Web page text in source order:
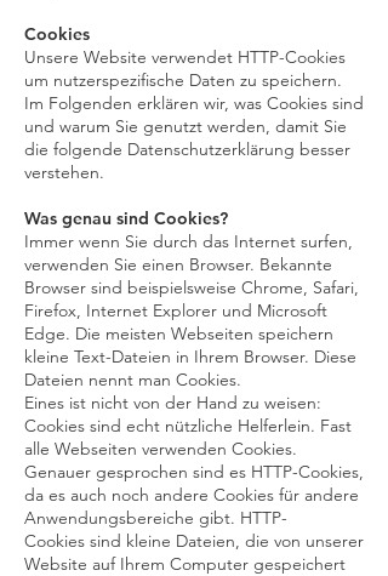
Cookies
Unsere Website verwendet HTTP-Cookies
um nutzerspezifische Daten zu speichern.
Im Folgenden erklären wir, was Cookies sind
und warum Sie genutzt werden, damit Sie
die folgende Datenschutzerklärung besser
verstehen.
Was genau sind Cookies?
Immer wenn Sie durch das Internet surfen,
verwenden Sie einen Browser. Bekannte
Browser sind beispielsweise Chrome, Safari,
Firefox, Internet Explorer und Microsoft
Edge. Die meisten Webseiten speichern
kleine Text-Dateien in Ihrem Browser. Diese
Dateien nennt man Cookies.
Eines ist nicht von der Hand zu weisen:
Cookies sind echt nützliche Helferlein. Fast
alle Webseiten verwenden Cookies.
Genauer gesprochen sind es HTTP-Cookies,
da es auch noch andere Cookies für andere
Anwendungsbereiche gibt. HTTP-
Cookies sind kleine Dateien, die von unserer
Website auf Ihrem Computer gespeichert